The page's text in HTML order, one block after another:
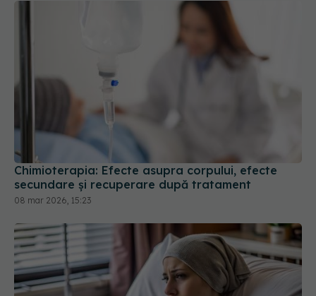
Chimioterapia: Efecte asupra corpului, efecte
secundare și recuperare după tratament
08 mar 2026, 15:23